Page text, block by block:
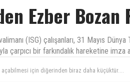
Ezber Bozan
(ISG) çalışanları, 31 Mayıs
çarpıcı bir farkındalık hareketine imza
açabilmesi için diğerinden biraz daha küçüktür....